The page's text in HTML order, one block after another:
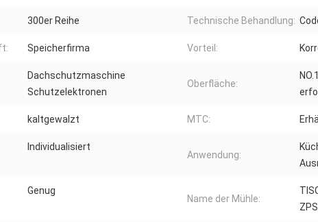
300er Reihe Technische Behandlung:
Speicherfirma Vorteil:
Dachschutzmaschine
Schutzelektronen
Oberfläche:
kaltgewalzt MTC:
Individualisiert
Anwendung:
Genug
Name der Mühle: